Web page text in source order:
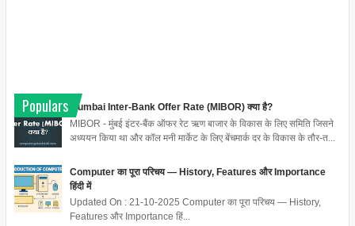
Populars
Mumbai Inter-Bank Offer Rate (MIBOR) क्या है?
MIBOR - मुंबई इंटर-बैंक ऑफर रेट ऋण बाजार के विकास के लिए समिति जिसने
अध्ययन किया था और कॉल मनी मार्केट के लिए बेंचमार्क दर के विकास के तौर-त...
Computer का पूरा परिचय — History, Features और Importance
हिंदी में
Updated On : 21-10-2025 Computer का पूरा परिचय — History,
Features और Importance हिं...